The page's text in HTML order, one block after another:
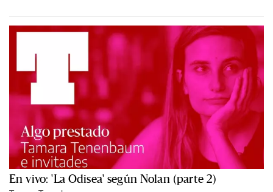
En vivo: 'La Odisea' según Nolan (parte 2)